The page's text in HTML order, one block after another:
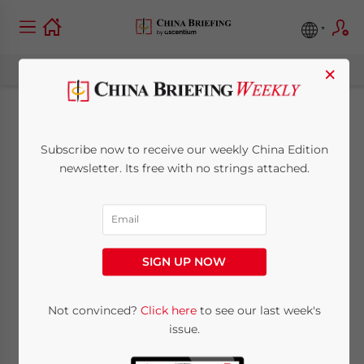
Shanghai lockert
Regulierungen für
ausländische
Direktinvestitionen
China Briefing
×
Subscribe now to receive our weekly China Edition
newsletter. Its free with no strings attached.
SIGN UP NOW
Not convinced? Click hereto see our last week's
issue.